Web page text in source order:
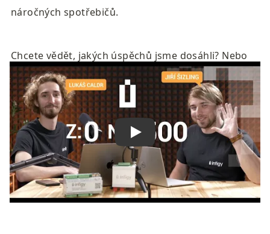
náročných spotřebičů.
Chcete vědět, jakých úspěchů jsme dosáhli? Nebo
naopak zjsitit co se nepovedlo? Podívejte se na
video a zjistěte více.